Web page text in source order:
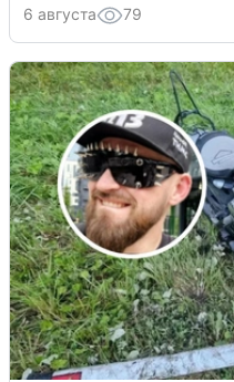
6 августа 79